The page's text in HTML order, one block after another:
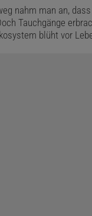
nahm man an,
Tauchgänge
blüht vor